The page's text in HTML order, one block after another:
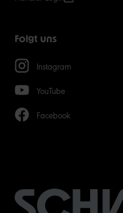
Folgt uns
Instagram
YouTube
Facebook